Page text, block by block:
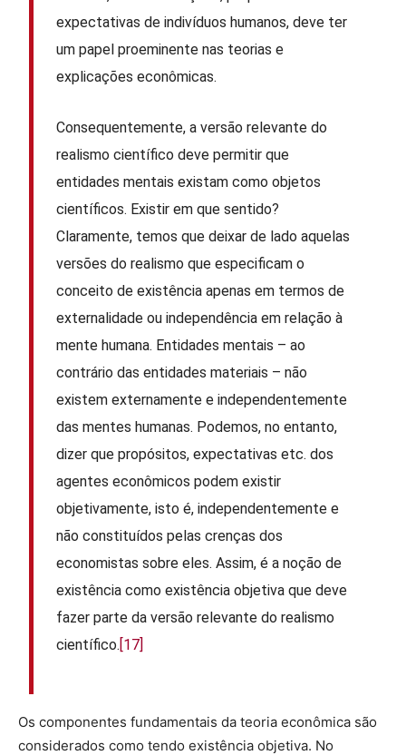
expectativas de indivíduos humanos, deve ter
um papel proeminente nas teorias e
explicações econômicas.
Consequentemente, a versão relevante do
realismo científico deve permitir que
entidades mentais existam como objetos
científicos. Existir em que sentido?
Claramente, temos que deixar de lado aquelas
versões do realismo que especificam o
conceito de existência apenas em termos de
externalidade ou independência em relação à
mente humana. Entidades mentais – ao
contrário das entidades materiais – não
existem externamente e independentemente
das mentes humanas. Podemos, no entanto,
dizer que propósitos, expectativas etc. dos
agentes econômicos podem existir
objetivamente, isto é, independentemente e
não constituídos pelas crenças dos
economistas sobre eles. Assim, é a noção de
existência como existência objetiva que deve
fazer parte da versão relevante do realismo
científico.[17]
Os componentes fundamentais da teoria econômica são
considerados como tendo existência objetiva. No